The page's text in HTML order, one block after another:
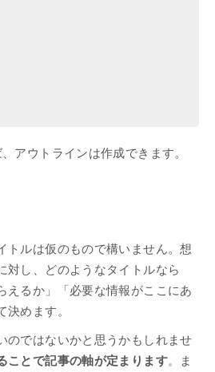
アウトラインは作成できます。
トルは仮のもので構いません。想
対し、どのようなタイトルなら
えるか」「必要な情報がここにあ
決めます。
のではないかと思うかもしれませ
ことで記事の軸が定まります。ま